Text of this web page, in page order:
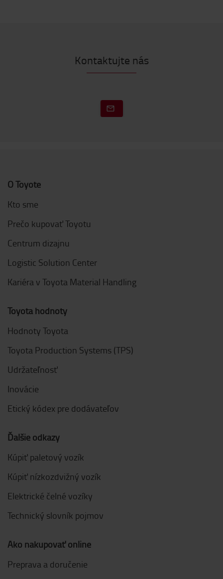
Kontaktujte nás
O Toyote
Kto sme
Prečo kupovať Toyotu
Centrum dizajnu
Logistic Solution Center
Kariéra v Toyota Material Handling
Toyota hodnoty
Hodnoty Toyota
Toyota Production Systems (TPS)
Udržateľnosť
Inovácie
Etický kódex pre dodávateľov
Ďalšie odkazy
Kúpiť paletový vozík
Kúpiť nízkozdvižný vozík
Elektrické čelné vozíky
Technický slovník pojmov
Ako nakupovať online
Preprava a doručenie